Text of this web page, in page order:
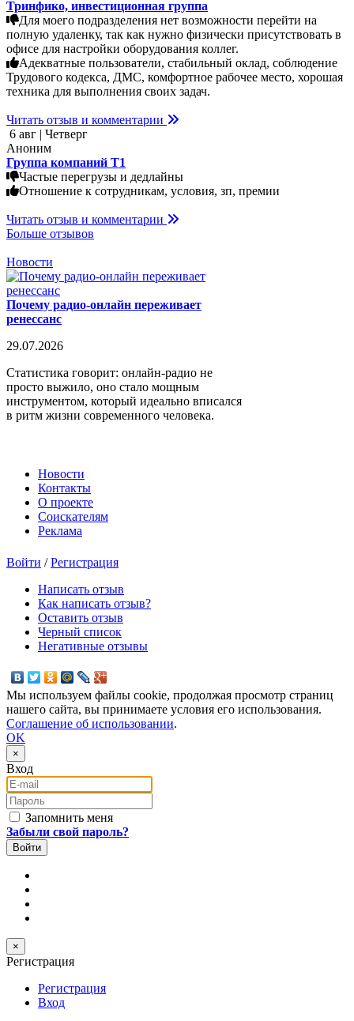
Тринфико, инвестиционная группа
Для моего подразделения нет возможности перейти на
полную удаленку, так как нужно физически присутствовать в
офисе для настройки оборудования коллег.
Адекватные пользователи, стабильный оклад, соблюдение
Трудового кодекса, ДМС, комфортное рабочее место, хорошая
техника для выполнения своих задач.
Читать отзыв и комментарии
6 авг | Четверг
Аноним
Группа компаний Т1
Частые перегрузы и дедлайны
Отношение к сотрудникам, условия, зп, премии
Читать отзыв и комментарии
Больше отзывов
Новости
Почему радио-онлайн переживает
ренессанс
29.07.2026
Статистика говорит: онлайн-радио не
просто выжило, оно стало мощным
инструментом, который идеально вписался
в ритм жизни современного человека.
Новости
Контакты
О проекте
Соискателям
Реклама
Войти /Регистрация
Написать отзыв
Как написать отзыв?
Оставить отзыв
Черный список
Негативные отзывы
Мы используем файлы cookie, продолжая просмотр страниц
нашего сайта, вы принимаете условия его использования.
Соглашение об использовании.
OK
×
Вход
E-mail
Пароль
Запомнить меня
Забыли свой пароль?
×
Регистрация
Регистрация
Вход